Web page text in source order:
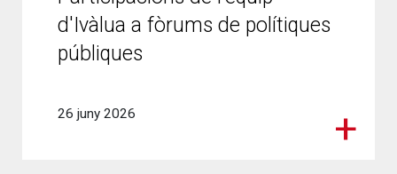
d'Ivàlua a fòrums de polítiques
públiques